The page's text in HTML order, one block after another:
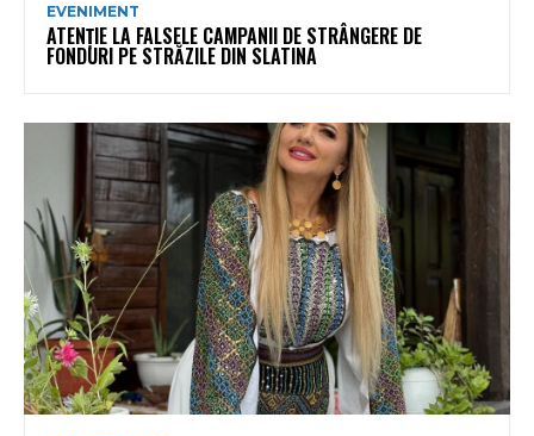
EVENIMENT
ATENȚIE LA FALSELE CAMPANII DE STRÂNGERE DE
FONDURI PE STRĂZILE DIN SLATINA